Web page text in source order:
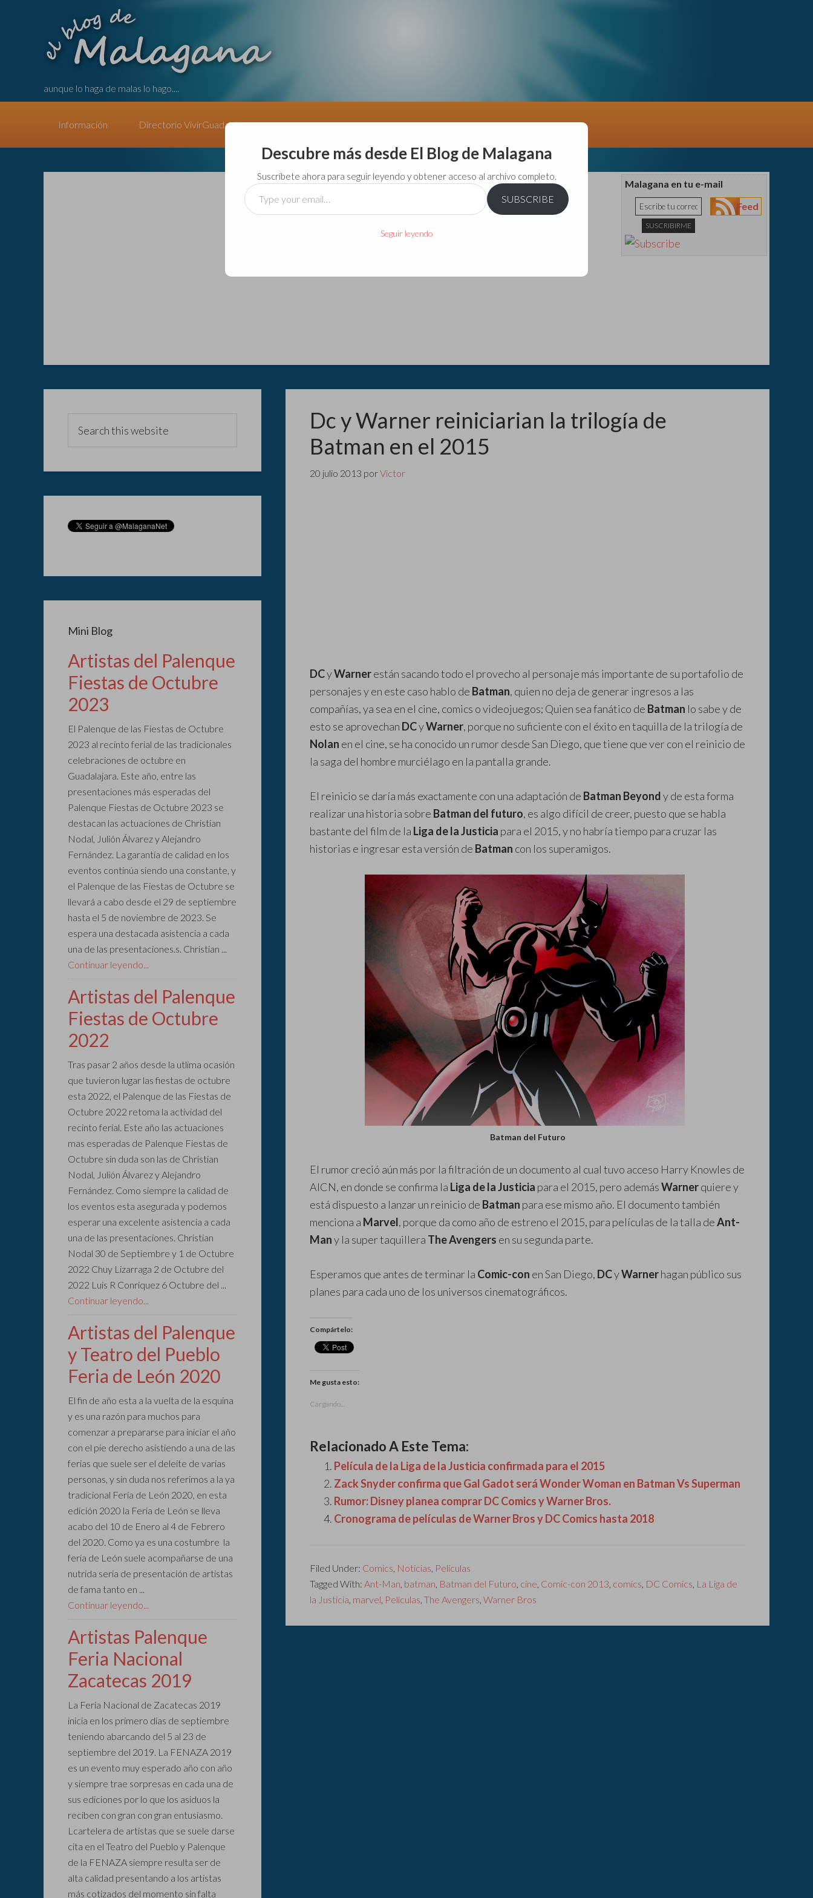
aunque lo haga de malas lo hago....
Información Directorio VivirGuadalajara
Malagana en tu e-mail
Feed
Dc y Warner reiniciarian la trilogía de
Batman en el 2015
20 julio 2013 porVictor
DCyWarnerestán sacando todo el provecho al personaje más importante de su portafolio de
personajes y en este caso hablo de Batman, quien no deja de generar ingresos a las
compañías, ya sea en el cine, comics o videojuegos; Quien sea fanático de Batman lo sabe y de
esto se aprovechan DCyWarner, porque no suficiente con el éxito en taquilla de la trilogía de
Nolan en el cine, se ha conocido un rumor desde San Diego, que tiene que ver con el reinicio de
la saga del hombre murciélago en la pantalla grande.
El reinicio se daría más exactamente con una adaptación de Batman Beyondy de esta forma
realizar una historia sobre Batman del futuro, es algo difícil de creer, puesto que se habla
bastante del film de la Liga de la Justicia para el 2015, y no habría tiempo para cruzar las
historias e ingresar esta versión de Batman con los superamigos.
Batman del Futuro
El rumor creció aún más por la filtración de un documento al cual tuvo acceso Harry Knowles de
AICN, en donde se confirma la Liga de la Justicia para el 2015, pero ademásWarnerquiere y
está dispuesto a lanzar un reinicio de Batman para ese mismo año. El documento también
menciona a Marvel, porque da como año de estreno el 2015, para películas de la talla deAnt-
Many la super taquillera The Avengers en su segunda parte.
Esperamos que antes de terminar la Comic-con en San Diego, DCyWarnerhagan público sus
planes para cada uno de los universos cinematográficos.
Compártelo:
Me gusta esto:
Cargando...
Relacionado A Este Tema:
Película de la Liga de la Justicia confirmada para el 2015
Zack Snyder confirma que Gal Gadot será Wonder Woman en Batman Vs Superman
Rumor: Disney planea comprar DC Comics y Warner Bros.
Cronograma de películas de Warner Bros y DC Comics hasta 2018
Filed Under: Comics, Noticias, Películas
Tagged With: Ant-Man, batman, Batman del Futuro, cine, Comic-con 2013, comics, DC Comics, La Liga de
la Justicia, marvel, Películas, The Avengers, Warner Bros
Mini Blog
Artistas del Palenque
Fiestas de Octubre
2023
El Palenque de las Fiestas de Octubre
2023 al recinto ferial de las tradicionales
celebraciones de octubre en
Guadalajara. Este año, entre las
presentaciones más esperadas del
Palenque Fiestas de Octubre 2023 se
destacan las actuaciones de Christian
Nodal, Julión Álvarez y Alejandro
Fernández. La garantía de calidad en los
eventos continúa siendo una constante, y
el Palenque de las Fiestas de Octubre se
llevará a cabo desde el 29 de septiembre
hasta el 5 de noviembre de 2023. Se
espera una destacada asistencia a cada
una de las presentaciones.s. Christian ...
Continuar leyendo...
Artistas del Palenque
Fiestas de Octubre
2022
Tras pasar 2 años desde la utlima ocasión
que tuvieron lugar las fiestas de octubre
esta 2022, el Palenque de las Fiestas de
Octubre 2022 retoma la actividad del
recinto ferial. Este año las actuaciones
mas esperadas de Palenque Fiestas de
Octubre sin duda son las de Christian
Nodal, Julión Álvarez y Alejandro
Fernández. Como siempre la calidad de
los eventos esta asegurada y podemos
esperar una excelente asistencia a cada
una de las presentaciones. Christian
Nodal 30 de Septiembre y 1 de Octubre
2022 Chuy Lizarraga 2 de Octubre del
2022 Luis R Conriquez 6 Octubre del ...
Continuar leyendo...
Artistas del Palenque
y Teatro del Pueblo
Feria de León 2020
El fin de año esta a la vuelta de la esquina
y es una razón para muchos para
comenzar a prepararse para iniciar el año
con el pie derecho asistiendo a una de las
ferias que suele ser el deleite de varias
personas, y sin duda nos referimos a la ya
tradicional Feria de León 2020, en esta
edición 2020 la Feria de León se lleva
acabo del 10 de Enero al 4 de Febrero
del 2020. Como ya es una costumbre la
feria de León suele acompañarse de una
nutrida seria de presentación de artistas
de fama tanto en ...
Continuar leyendo...
Artistas Palenque
Feria Nacional
Zacatecas 2019
La Feria Nacional de Zacatecas 2019
inicia en los primero días de septiembre
teniendo abarcando del 5 al 23 de
septiembre del 2019. La FENAZA 2019
es un evento muy esperado año con año
y siempre trae sorpresas en cada una de
sus ediciones por lo que los asiduos la
reciben con gran con gran entusiasmo.
Lcartelera de artistas que se suele darse
cita en el Teatro del Pueblo y Palenque
de la FENAZA siempre resulta ser de
alta calidad presentando a los artistas
más cotizados del momento sin falta
Descubre más desde El Blog de Malagana
Suscríbete ahora para seguir leyendo y obtener acceso al archivo completo.
Type
your
SUBSCRIBE
Seguir leyendo